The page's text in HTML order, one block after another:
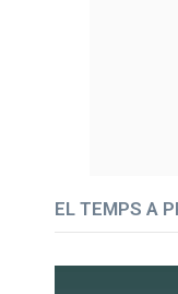
EL TEMPS A